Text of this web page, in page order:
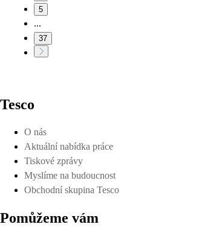
5
...
37
Tesco
O nás
Aktuální nabídka práce
Tiskové zprávy
Myslíme na budoucnost
Obchodní skupina Tesco
Pomůžeme vám